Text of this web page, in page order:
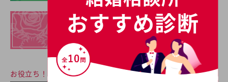
イチオシの
結婚相談所一覧
お役立ち！婚活情報
おすすめ診断